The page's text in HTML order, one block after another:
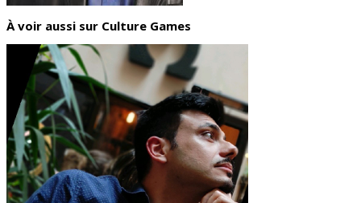
À voir aussi sur Culture Games